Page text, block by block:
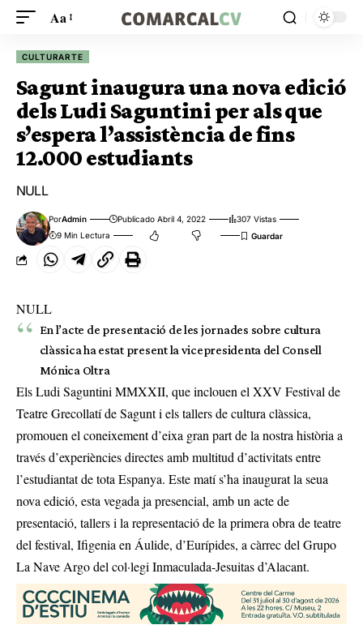
Aa
CULTURARTE
Sagunt inaugura una nova edició
dels Ludi Saguntini per als que
s’espera l’assistència de fins
12.000 estudiants
NULL
PorAdmin Publicado Abril 4, 2022
307 Vistas
9 Min Lectura
NULL
En l’acte de presentació de les jornades sobre cultura
clàssica ha estat present la vicepresidenta del Consell
Mónica Oltra
Els Ludi Saguntini MMXXII, que inclouen el XXV Festival de
Teatre Grecollatí de Sagunt i els tallers de cultura clàssica,
promouen el coneixement d’eixa gran part de la nostra història a
través d’experiències directes amb multitud d’activitats entre
l’estudiantat de tota Espanya. Este matí s’ha inaugurat la seua
nova edició, esta vegada ja presencial, amb un acte de
presentació, tallers i la representació de la primera obra de teatre
del festival, Ifigenia en Áulide, d’Eurípides, a càrrec del Grupo
La Nave Argo del col·legi Inmaculada-Jesuitas d’Alacant.